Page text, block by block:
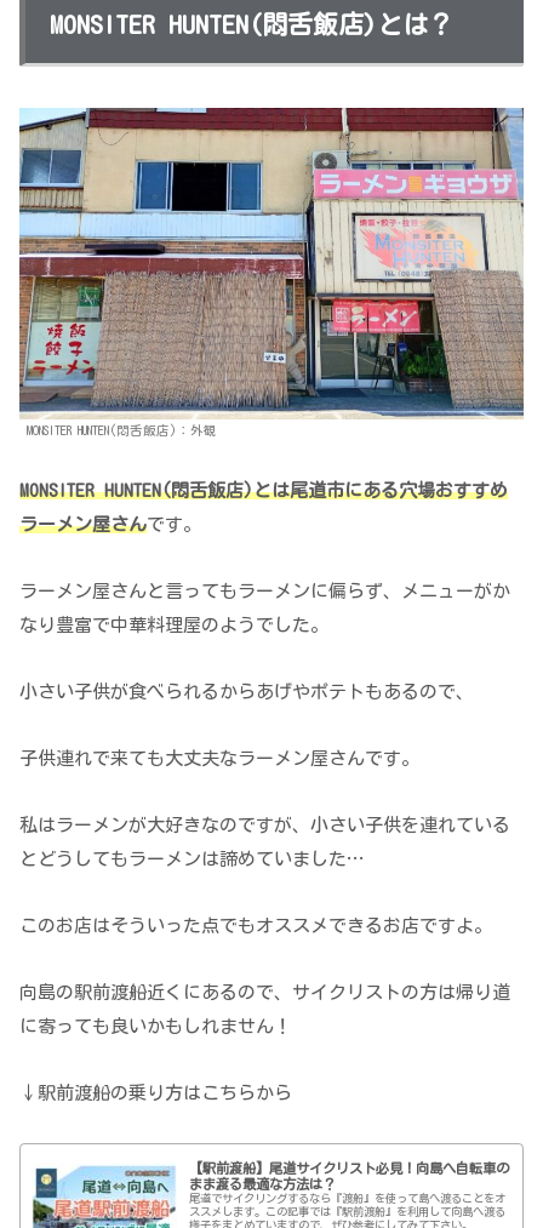
MONSITER HUNTEN(悶舌飯店)とは？
MONSITER HUNTEN(悶舌飯店)：外観
MONSITER HUNTEN(悶舌飯店)とは尾道市にある穴場おすすめ
ラーメン屋さんです。
ラーメン屋さんと言ってもラーメンに偏らず、メニューがか
なり豊富で中華料理屋のようでした。
小さい子供が食べられるからあげやポテトもあるので、
子供連れで来ても大丈夫なラーメン屋さんです。
私はラーメンが大好きなのですが、小さい子供を連れている
とどうしてもラーメンは諦めていました…
このお店はそういった点でもオススメできるお店ですよ。
向島の駅前渡船近くにあるので、サイクリストの方は帰り道
に寄っても良いかもしれません！
↓駅前渡船の乗り方はこちらから
【駅前渡船】尾道サイクリスト必見！向島へ自転車の
まま渡る最適な方法は？
尾道でサイクリングするなら『渡船』を使って島へ渡ることをオ
ススメします。この記事では『駅前渡船』を利用して向島へ渡る
様子をまとめていますので、ぜひ参考にしてみて下さい。